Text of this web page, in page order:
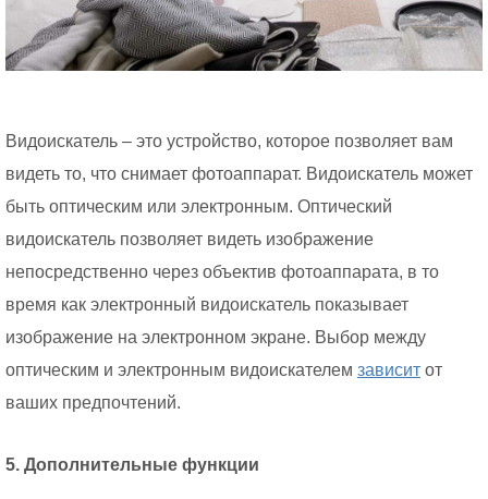
Видоискатель – это устройство, которое позволяет вам
видеть то, что снимает фотоаппарат. Видоискатель может
быть оптическим или электронным. Оптический
видоискатель позволяет видеть изображение
непосредственно через объектив фотоаппарата, в то
время как электронный видоискатель показывает
изображение на электронном экране. Выбор между
оптическим и электронным видоискателем зависит от
ваших предпочтений.
5. Дополнительные функции